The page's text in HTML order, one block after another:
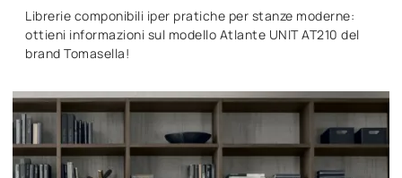
Librerie componibili iper pratiche per stanze moderne:
ottieni informazioni sul modello Atlante UNIT AT210 del
brand Tomasella!